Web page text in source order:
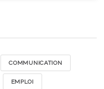
COMMUNICATION
EMPLOI